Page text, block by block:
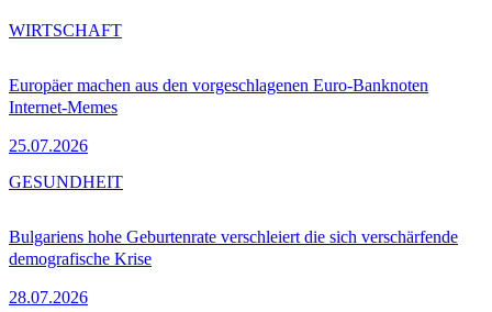
Europäer machen aus den vorgeschlagenen Euro-Banknoten
Internet-Memes
25.07.2026
WIRTSCHAFT
Bulgariens hohe Geburtenrate verschleiert die sich verschärfende
demografische Krise
28.07.2026
GESUNDHEIT